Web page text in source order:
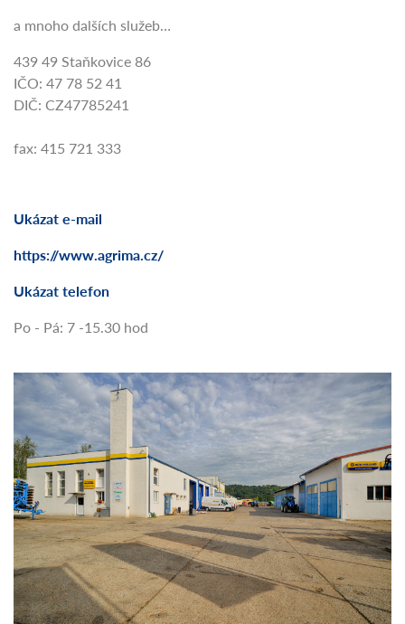
a mnoho dalších služeb…
439 49 Staňkovice 86
IČO: 47 78 52 41
DIČ: CZ47785241
fax: 415 721 333
Ukázat e-mail
https://www.agrima.cz/
Ukázat telefon
Po - Pá: 7 -15.30 hod